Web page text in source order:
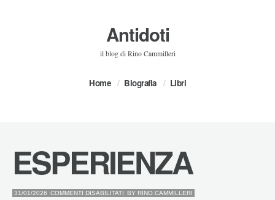
Antidoti
il blog di Rino Cammilleri
Home Biografia Libri
ESPERIENZA
31/01/2026 COMMENTI DISABILITATI SU
BY RINO.CAMMILLERI